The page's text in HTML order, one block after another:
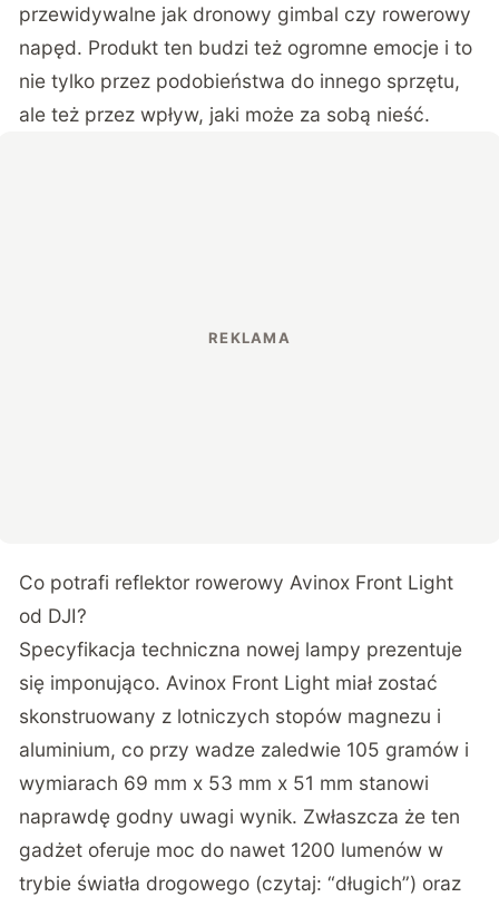
przewidywalne jak dronowy gimbal czy rowerowy
napęd. Produkt ten budzi też ogromne emocje i to
nie tylko przez podobieństwa do innego sprzętu,
ale też przez wpływ, jaki może za sobą nieść.
Co potrafi reflektor rowerowy Avinox Front Light
od DJI?
Specyfikacja techniczna nowej lampy prezentuje
się imponująco. Avinox Front Light miał zostać
skonstruowany z lotniczych stopów magnezu i
aluminium, co przy wadze zaledwie 105 gramów i
wymiarach 69 mm x 53 mm x 51 mm stanowi
naprawdę godny uwagi wynik. Zwłaszcza że ten
gadżet oferuje moc do nawet 1200 lumenów w
trybie światła drogowego (czytaj: “długich”) oraz